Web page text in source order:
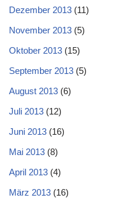
Dezember 2013 (11)
November 2013 (5)
Oktober 2013 (15)
September 2013 (5)
August 2013 (6)
Juli 2013 (12)
Juni 2013 (16)
Mai 2013 (8)
April 2013 (4)
März 2013 (16)